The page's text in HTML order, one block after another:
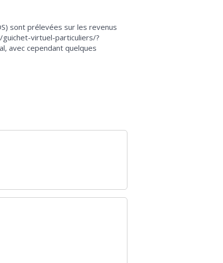
sont prélevées sur les revenus
virtuel-particuliers/?
avec cependant quelques